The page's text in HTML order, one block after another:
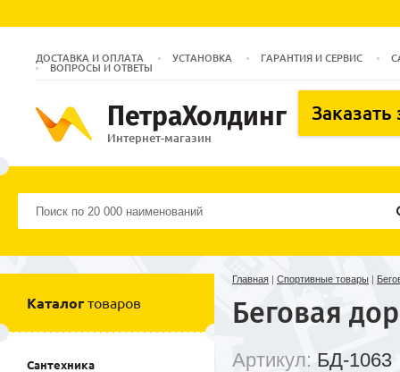
ДОСТАВКА И ОПЛАТА УСТАНОВКА ГАРАНТИЯ И СЕРВИС
ВОПРОСЫ И ОТВЕТЫ
ПетраХолдинг
Интернет-магазин
Заказать
Главная | Спортивные товары |
Беговая
Артикул: БД-1063
Каталог товаров
Сантехника